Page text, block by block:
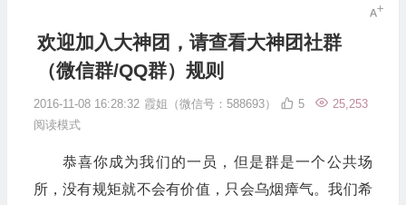
欢迎加入大神团，请查看大神团社群
（微信群/QQ群）规则
2016-11-08 16:28:32 霞姐（微信号：588693） 25,253
5
阅读模式
恭喜你成为我们的一员，但是群是一个公共场
所，没有规矩就不会有价值，只会乌烟瘴气。我们希